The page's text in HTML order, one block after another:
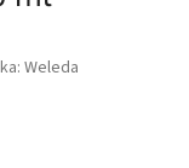
Weleda